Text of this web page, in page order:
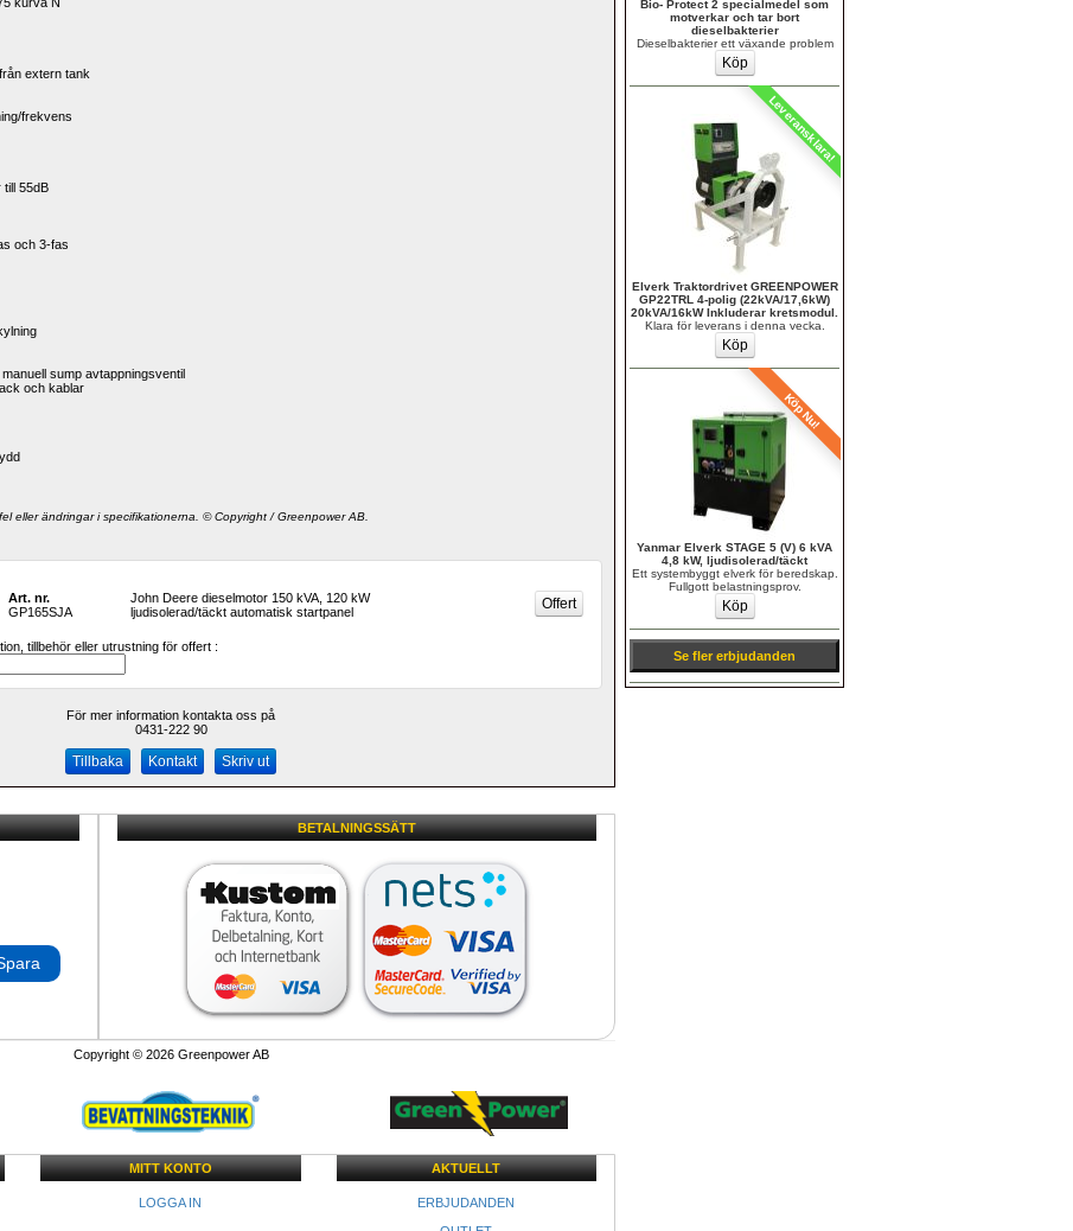
Bio- Protect 2 specialmedel som
motverkar och tar bort
dieselbakterier
Dieselbakterier ett växande problem
Leveransklara!
Elverk Traktordrivet GREENPOWER
GP22TRL 4-polig (22kVA/17,6kW)
20kVA/16kW Inkluderar kretsmodul.
Klara för leverans i denna vecka.
Köp Nu!
Yanmar Elverk STAGE 5 (V) 6 kVA
4,8 kW, ljudisolerad/täckt
Ett systembyggt elverk för beredskap.
Fullgott belastningsprov.
Se fler erbjudanden
extern tank
frekvens
till 55dB
och 3-fas
sump avtappningsventil
och kablar
eller ändringar i specifikationerna. © Copyright / Greenpower AB.
Art. nr.
GP165SJA
John Deere dieselmotor 150 kVA, 120 kW
ljudisolerad/täckt automatisk startpanel
tillbehör eller utrustning för offert :
För mer information kontakta oss på
0431-222 90
Kontakt Skriv ut
BETALNINGSSÄTT
Copyright © 2026 Greenpower AB
MITT KONTO
LOGGA IN
AKTUELLT
ERBJUDANDEN